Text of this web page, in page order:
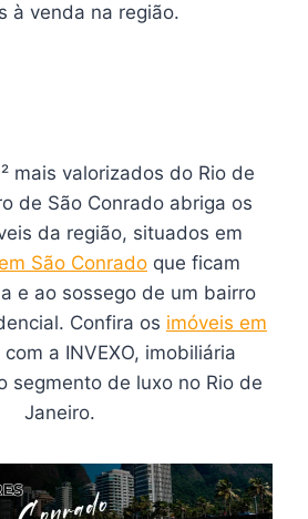
à venda na região.
mais valorizados do Rio de
de São Conrado abriga os
da região, situados em
São Conrado que ficam
e ao sossego de um bairro
Confira os imóveis em
com a INVEXO, imobiliária
segmento de luxo no Rio de
Janeiro.